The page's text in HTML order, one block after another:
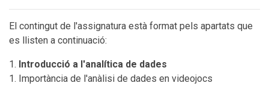
El contingut de l'assignatura està format pels apartats que
es llisten a continuació:
Introducció a l'analítica de dades
Importància de l'anàlisi de dades en videojocs